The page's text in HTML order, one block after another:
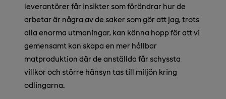
leverantörer får insikter som förändrar hur de
arbetar är några av de saker som gör att jag, trots
alla enorma utmaningar, kan känna hopp för att vi
gemensamt kan skapa en mer hållbar
matproduktion där de anställda får schyssta
villkor och större hänsyn tas till miljön kring
odlingarna.